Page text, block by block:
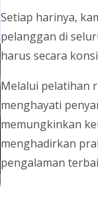
Setiap harinya,
pelanggan di
harus secara
Melalui pelatihan
menghayati
memungkinkan
menghadirkan
pengalaman